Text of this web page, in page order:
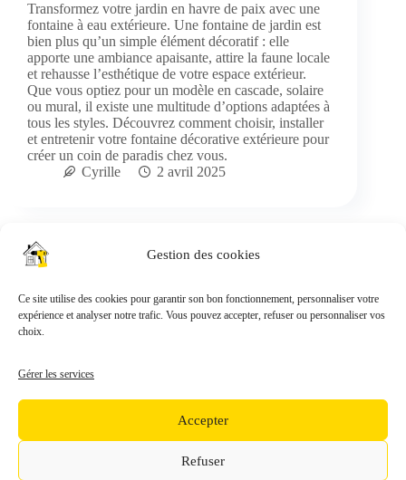
Gestion des cookies
Ce site utilise des cookies pour garantir son bon fonctionnement, personnaliser votre
expérience et analyser notre trafic. Vous pouvez accepter, refuser ou personnaliser vos
choix.
Gérer les services
Accepter
Refuser
Transformez votre jardin en havre de paix avec une
fontaine à eau extérieure. Une fontaine de jardin est
bien plus qu’un simple élément décoratif : elle
apporte une ambiance apaisante, attire la faune locale
et rehausse l’esthétique de votre espace extérieur.
Que vous optiez pour un modèle en cascade, solaire
ou mural, il existe une multitude d’options adaptées à
tous les styles. Découvrez comment choisir, installer
et entretenir votre fontaine décorative extérieure pour
créer un coin de paradis chez vous.
Cyrille
2 avril 2025
Top Univers Maison
Des idées pour la décoration intérieure et extérieure, tout pour
l'univers de la maison.
En tant que Partenaire Amazon, nous réalisons un bénéfice sur
les achats remplissant les conditions requises.
Mentions légales